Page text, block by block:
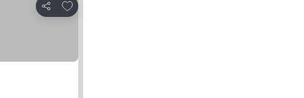
Partager
Ajouter à mes favoris